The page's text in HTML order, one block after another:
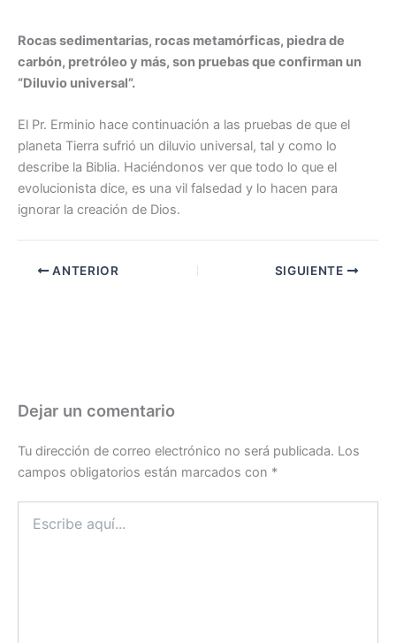
Rocas sedimentarias, rocas metamórficas, piedra de
carbón, pretróleo y más, son pruebas que confirman un
“Diluvio universal”.
El Pr. Erminio hace continuación a las pruebas de que el
planeta Tierra sufrió un diluvio universal, tal y como lo
describe la Biblia. Haciéndonos ver que todo lo que el
evolucionista dice, es una vil falsedad y lo hacen para
ignorar la creación de Dios.
ANTERIOR SIGUIENTE
Dejar un comentario
Tu dirección de correo electrónico no será publicada. Los
campos obligatorios están marcados con *
aquí...